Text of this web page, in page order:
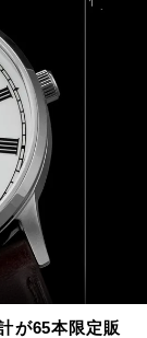
が65本限定販